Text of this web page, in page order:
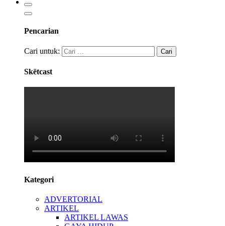
Pencarian
Cari untuk:
Skëtcast
Kategori
ADVERTORIAL
ARTIKEL
ARTIKEL LAWAS